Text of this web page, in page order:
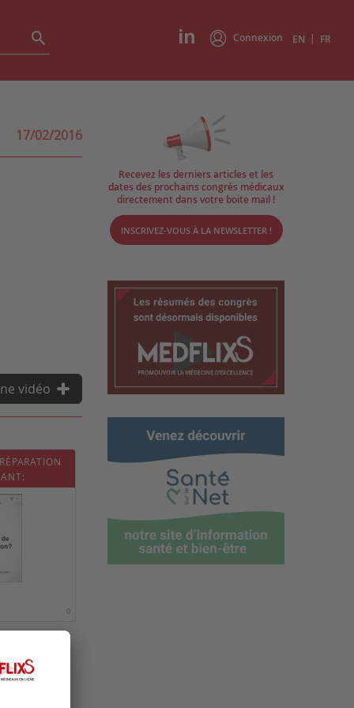
Connexion EN | FR
17/02/2016
vidéo
0
Recevez les derniers articles et les
dates des prochains congrès médicaux
directement dans votre boite mail !
INSCRIVEZ-VOUS À LA NEWSLETTER !